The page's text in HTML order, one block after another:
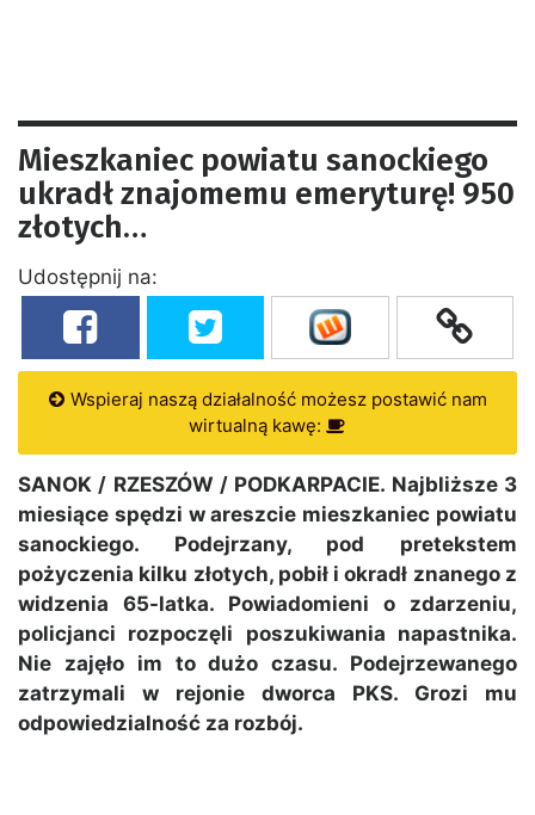
Mieszkaniec powiatu sanockiego
ukradł znajomemu emeryturę! 950
złotych…
Udostępnij na:
Wspieraj naszą działalność możesz postawić nam
wirtualną kawę:
SANOK / RZESZÓW / PODKARPACIE. Najbliższe 3
miesiące spędzi w areszcie mieszkaniec powiatu
sanockiego. Podejrzany, pod pretekstem
pożyczenia kilku złotych, pobił i okradł znanego z
widzenia 65-latka. Powiadomieni o zdarzeniu,
policjanci rozpoczęli poszukiwania napastnika.
Nie zajęło im to dużo czasu. Podejrzewanego
zatrzymali w rejonie dworca PKS. Grozi mu
odpowiedzialność za rozbój.